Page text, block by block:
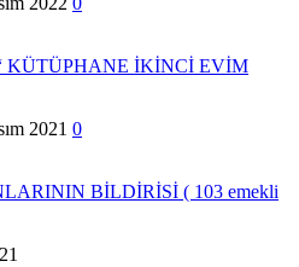
KÜTÜPHANE İKİNCİ EVİM
2021 0
BİLDİRİSİ ( 103 emekli